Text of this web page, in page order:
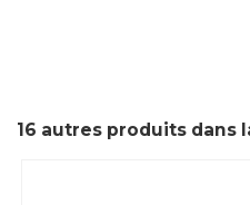
16 autres produits dans